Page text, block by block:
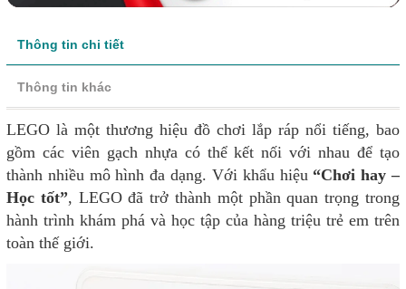
Thông tin chi tiết
Thông tin khác
LEGO là một thương hiệu đồ chơi lắp ráp nổi tiếng, bao
gồm các viên gạch nhựa có thể kết nối với nhau để tạo
thành nhiều mô hình đa dạng. Với khẩu hiệu “Chơi hay –
Học tốt”, LEGO đã trở thành một phần quan trọng trong
hành trình khám phá và học tập của hàng triệu trẻ em trên
toàn thế giới.